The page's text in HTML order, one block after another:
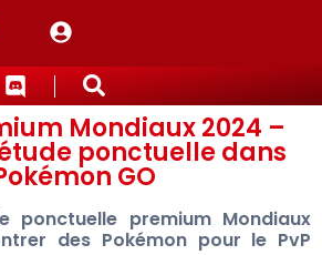
Mondiaux 2024 –
ponctuelle dans
GO
ponctuelle premium Mondiaux
des Pokémon pour le PvP